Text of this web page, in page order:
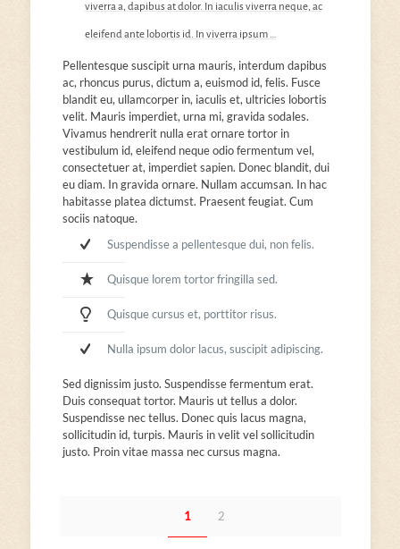
viverra a, dapibus at dolor. In iaculis viverra neque, ac
eleifend ante lobortis id. In viverra ipsum …
Pellentesque suscipit urna mauris, interdum dapibus
ac, rhoncus purus, dictum a, euismod id, felis. Fusce
blandit eu, ullamcorper in, iaculis et, ultricies lobortis
velit. Mauris imperdiet, urna mi, gravida sodales.
Vivamus hendrerit nulla erat ornare tortor in
vestibulum id, eleifend neque odio fermentum vel,
consectetuer at, imperdiet sapien. Donec blandit, dui
eu diam. In gravida ornare. Nullam accumsan. In hac
habitasse platea dictumst. Praesent feugiat. Cum
sociis natoque.
Suspendisse a pellentesque dui, non felis.
Quisque lorem tortor fringilla sed.
Quisque cursus et, porttitor risus.
Nulla ipsum dolor lacus, suscipit adipiscing.
Sed dignissim justo. Suspendisse fermentum erat.
Duis consequat tortor. Mauris ut tellus a dolor.
Suspendisse nec tellus. Donec quis lacus magna,
sollicitudin id, turpis. Mauris in velit vel sollicitudin
justo. Proin vitae massa nec cursus magna.
1 2